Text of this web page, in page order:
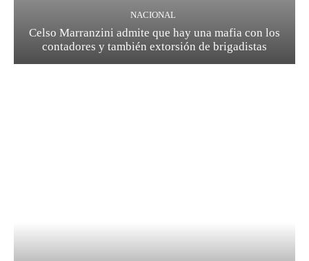
NACIONAL
Celso Marranzini admite que hay una mafia con los
contadores y también extorsión de brigadistas